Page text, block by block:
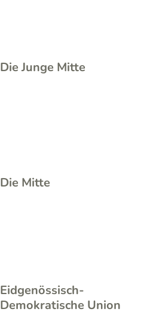
Die Junge Mitte
Die Mitte
Eidgenössisch-
Demokratische Union